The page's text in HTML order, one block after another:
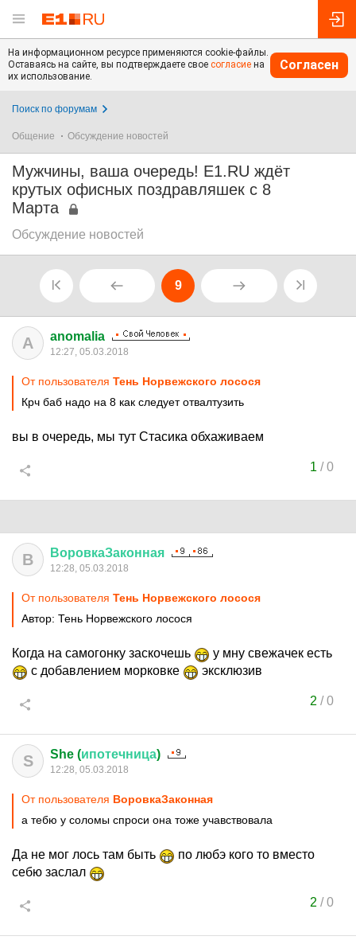
На информационном ресурсе применяются cookie-файлы.
Оставаясь на сайте, вы подтверждаете свое согласие на
их использование.
Согласен
Поиск по форумам
Общение Обсуждение новостей
Мужчины, ваша очередь! E1.RU ждёт
крутых офисных поздравляшек с 8
Марта
Обсуждение новостей
9
A anomalia
12:27, 05.03.2018
От пользователя Тень Норвежского лосося
Крч баб надо на 8 как следует отвалтузить
вы в очередь, мы тут Стасика обхаживаем
1 /0
В ВоровкаЗаконная
12:28, 05.03.2018
От пользователя Тень Норвежского лосося
Автор: Тень Норвежского лосося
Когда на самогонку заскочешь
у мну свежачек есть
с добавлением морковке
эксклюзив
2 /0
S She (ипотечница)
12:28, 05.03.2018
От пользователя ВоровкаЗаконная
а тебю у соломы спроси она тоже учавствовала
Да не мог лось там быть
по любэ кого то вместо
себю заслал
2 /0